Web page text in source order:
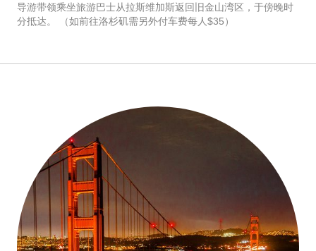
导游带领乘坐旅游巴士从拉斯维加斯返回旧金山湾区，于傍晚时
分抵达。 （如前往洛杉矶需另外付车费每人$35）